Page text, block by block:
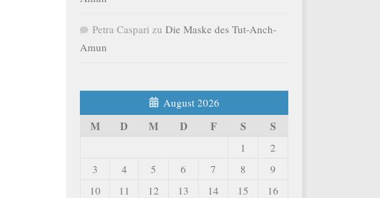
Petra Caspari zu Die Maske des Tut-Anch-
Amun
August 2026
M D M D F S S
1
2
3
4 5 6 7 8
9
10
11 12 13 14 15
16